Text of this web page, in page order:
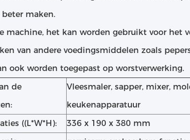
maken.
machine, het kan worden gebruikt voor het
van andere voedingsmiddelen zoals
ook worden toegepast op worstverwerking.
de
Vleesmaler, sapper, mixer,
keukenapparatuur
((L*W*H):
336 x 190 x 380 mm